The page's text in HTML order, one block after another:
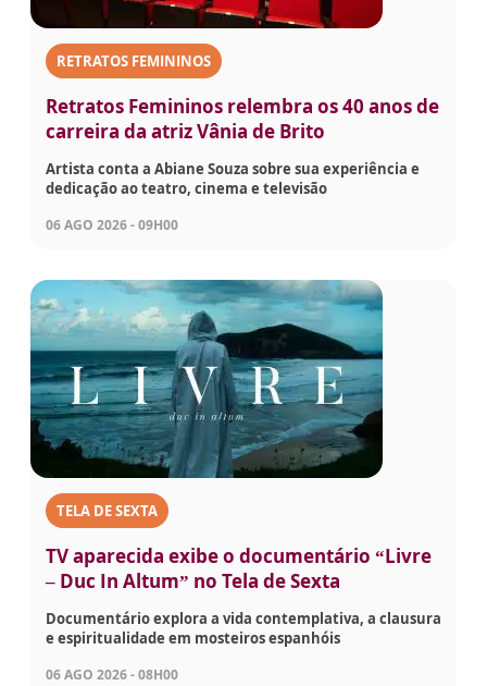
RETRATOS FEMININOS
Retratos Femininos relembra os 40 anos de
carreira da atriz Vânia de Brito
Artista conta a Abiane Souza sobre sua experiência e
dedicação ao teatro, cinema e televisão
06 AGO 2026 - 09H00
TELA DE SEXTA
TV aparecida exibe o documentário “Livre
– Duc In Altum” no Tela de Sexta
Documentário explora a vida contemplativa, a clausura
e espiritualidade em mosteiros espanhóis
06 AGO 2026 - 08H00